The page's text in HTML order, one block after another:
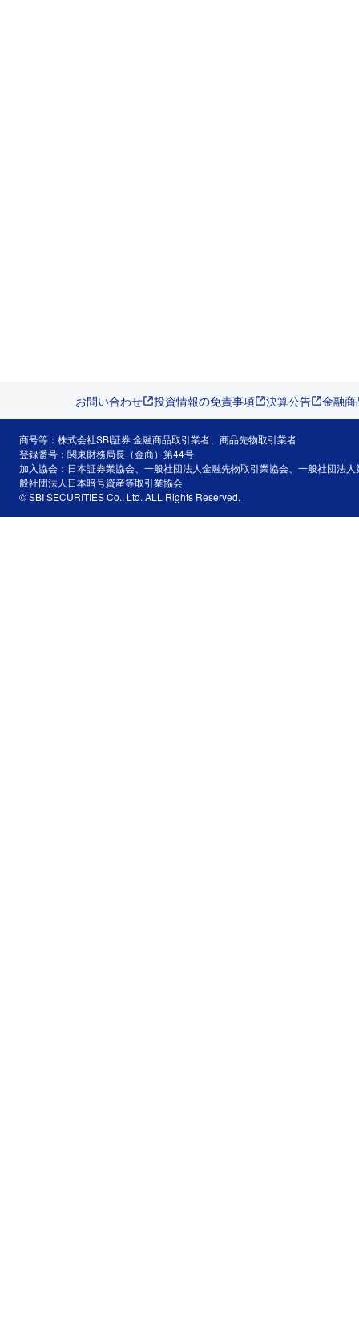
お問い合わせ 投資情報の免責事項 決算公告 金融
商号等：株式会社SBI証券 金融商品取引業者、商品先物取引業者
登録番号：関東財務局長（金商）第44号
加入協会：日本証券業協会、一般社団法人金融先物取引業協会、一般社団法
般社団法人日本暗号資産等取引業協会
© SBI SECURITIES Co., Ltd. ALL Rights Reserved.